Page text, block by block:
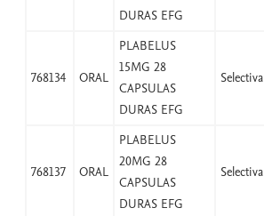
DURAS EFG
768134 ORAL
PLABELUS
15MG 28
CAPSULAS
DURAS EFG
Selectiva
768137 ORAL
PLABELUS
20MG 28
CAPSULAS
DURAS EFG
Selectiva